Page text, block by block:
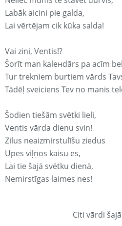
Labāk aicini pie galda,
Lai vērtējam cik kūka salda!
Vai zini, Ventis!?
Šorīt man kaleнdārs pa acīm
Tur trekniem burtiem vārds
Tādēļ sveiciens Tev no manis
Šodien tiešām svētki lieli,
Ventis vārda dienu svin!
Zilus neaizmirstulīšu ziedus
Upes viļņos kaisu es,
Lai tie šajā svētku dienā,
Nemirstīgas laimes nes!
Citi vārdi